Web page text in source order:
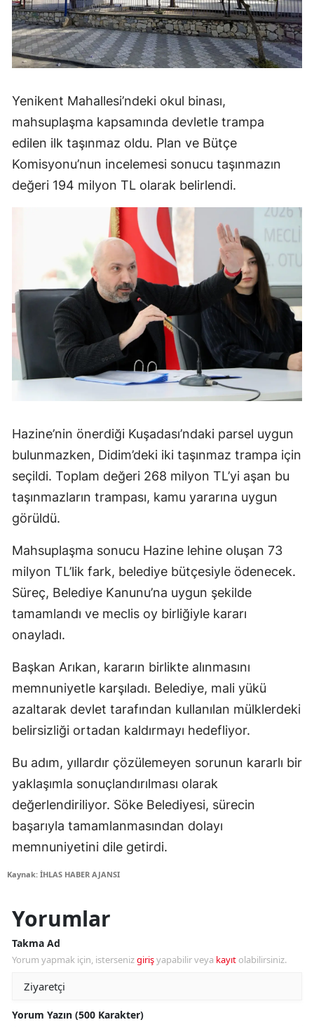
Yenikent Mahallesi’ndeki okul binası,
mahsuplaşma kapsamında devletle trampa
edilen ilk taşınmaz oldu. Plan ve Bütçe
Komisyonu’nun incelemesi sonucu taşınmazın
değeri 194 milyon TL olarak belirlendi.
Hazine’nin önerdiği Kuşadası’ndaki parsel uygun
bulunmazken, Didim’deki iki taşınmaz trampa için
seçildi. Toplam değeri 268 milyon TL’yi aşan bu
taşınmazların trampası, kamu yararına uygun
görüldü.
Mahsuplaşma sonucu Hazine lehine oluşan 73
milyon TL’lik fark, belediye bütçesiyle ödenecek.
Süreç, Belediye Kanunu’na uygun şekilde
tamamlandı ve meclis oy birliğiyle kararı
onayladı.
Başkan Arıkan, kararın birlikte alınmasını
memnuniyetle karşıladı. Belediye, mali yükü
azaltarak devlet tarafından kullanılan mülklerdeki
belirsizliği ortadan kaldırmayı hedefliyor.
Bu adım, yıllardır çözülemeyen sorunun kararlı bir
yaklaşımla sonuçlandırılması olarak
değerlendiriliyor. Söke Belediyesi, sürecin
başarıyla tamamlanmasından dolayı
memnuniyetini dile getirdi.
Kaynak: İHLAS HABER AJANSI
Yorumlar
Takma Ad
Yorum yapmak için, istersenizgirişyapabilir veya kayıt olabilirsiniz.
Yorum Yazın (500 Karakter)